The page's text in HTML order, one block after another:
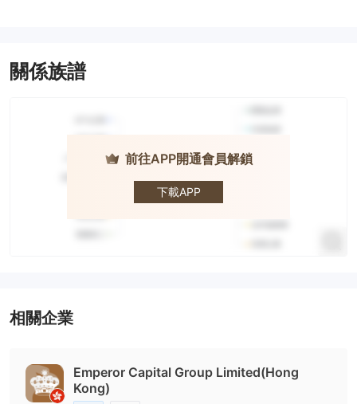
關係族譜
前往APP開通會員解鎖
下載APP
Emperor
Group · 英皇
資本集團
相關企業
Emperor Capital Group Limited(Hong
Kong)